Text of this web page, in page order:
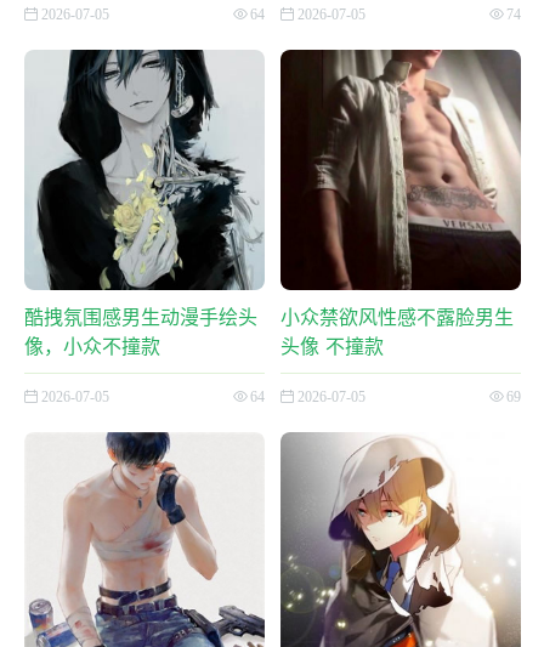
2026-07-05 64 2026-07-05 74
酷拽氛围感男生动漫手绘头
像，小众不撞款
2026-07-05 64
小众禁欲风性感不露脸男生
头像 不撞款
2026-07-05 69